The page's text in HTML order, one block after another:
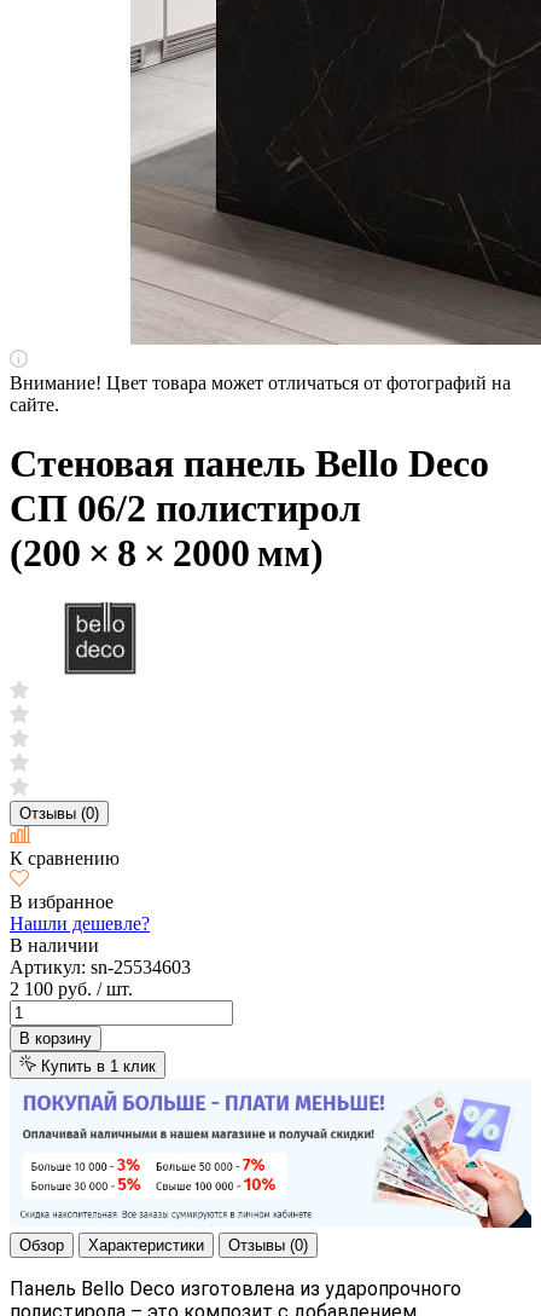
Внимание! Цвет товара может отличаться от фотографий на
сайте.
Стеновая панель Bello Deco
СП 06/2 полистирол
(200 × 8 × 2000 мм)
Отзывы (0)
К сравнению
В избранное
Нашли дешевле?
В наличии
Артикул: sn-25534603
2 100 руб. / шт.
В корзину
Купить в 1 клик
Обзор Характеристики Отзывы (0)
Панель Bello Deco изготовлена из ударопрочного